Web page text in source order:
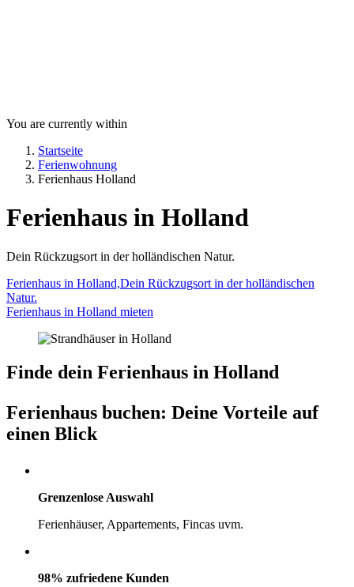
You are currently within
Startseite
Ferienwohnung
Ferienhaus Holland
Ferienhaus in Holland
Dein Rückzugsort in der holländischen Natur.
Ferienhaus in Holland,Dein Rückzugsort in der holländischen
Natur.
Ferienhaus in Holland mieten
Finde dein Ferienhaus in Holland
Ferienhaus buchen: Deine Vorteile auf
einen Blick
Grenzenlose Auswahl
Ferienhäuser, Appartements, Fincas uvm.
98% zufriedene Kunden